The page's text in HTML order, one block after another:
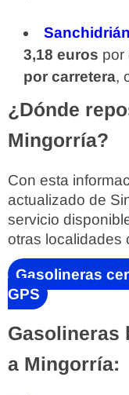
Sanchidrián
3,18 euros por
por carretera,
¿Dónde
Mingorría?
Con esta
actualizado de
servicio
otras localidades
Gasolineras
GPS
Gasolineras
a Mingorría: